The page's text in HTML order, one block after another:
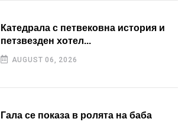
Катедрала с петвековна история и
петзвезден хотел...
AUGUST 06, 2026
Гала се показа в ролята на баба